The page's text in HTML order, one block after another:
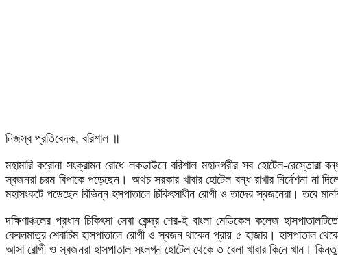
নিজস্ব প্রতিবেদক, বরিশাল ॥
মহামারি করোনা সংক্রামন রোধে লকডাউনে বরিশাল মহানগরীর সব হোটেল-রেস্তোরা
স্বজনরা চরম বিপাকে পড়েছেন। অথচ সরকার খাবার হোটেল বন্ধ রাখার নির্দেশনা না
মহাসংকটে পড়েছেন বিভিন্ন হসপাতালে চিকিৎসাধীন রোগী ও তাদের স্বজনেরা। তবে
দক্ষিণাঞ্চলের প্রধান চিকিৎসা সেবা কেন্দ্র শের-ই বাংলা মেডিকেল কলেজ
কেবলমাত্র শেবাচিম হাসপাতালে রোগী ও স্বজন থাকেন প্রায় ৫ হাজার। হাসপাতাল
আসা রোগী ও স্বজনরা হাসপাতাল সংলগ্ন হোটেল থেকে ৩ বেলা খাবার কিনে খান।